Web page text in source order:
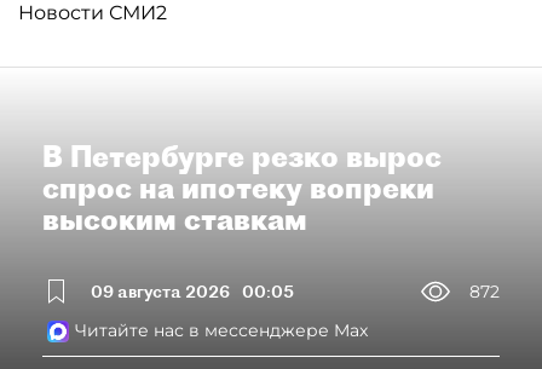
Новости СМИ2
В Петербурге резко вырос
спрос на ипотеку вопреки
высоким ставкам
09 августа 2026 00:05
872
Читайте нас в мессенджере Max